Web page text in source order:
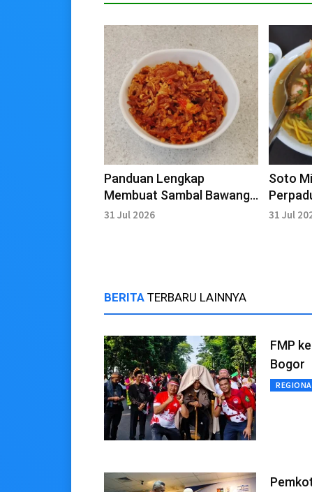
Panduan Lengkap
Membuat Sambal Bawang
Goreng Kering Renyah dan
31 Jul 2026
Soto
Risol
31 Jul
BERITA TERBARU LAINNYA
FMP
Bogor